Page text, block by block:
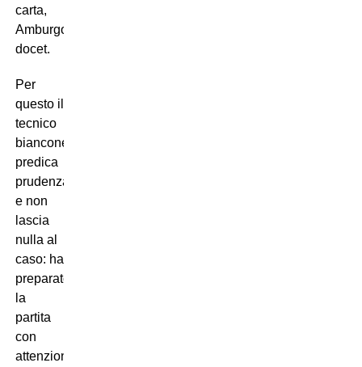
carta,
Amburgo
docet.
Per
questo il
tecnico
bianconero
predica
prudenza
e non
lascia
nulla al
caso: ha
preparato
la
partita
con
attenzione